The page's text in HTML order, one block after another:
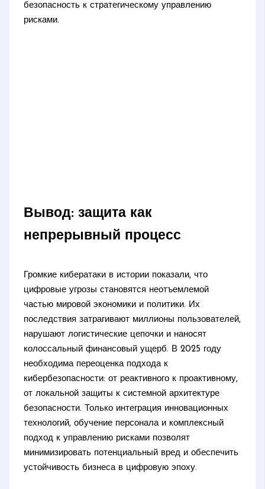
безопасность к стратегическому управлению
рисками.
Вывод: защита как
непрерывный процесс
Громкие кибератаки в истории показали, что
цифровые угрозы становятся неотъемлемой
частью мировой экономики и политики. Их
последствия затрагивают миллионы пользователей,
нарушают логистические цепочки и наносят
колоссальный финансовый ущерб. В 2025 году
необходима переоценка подхода к
кибербезопасности: от реактивного к проактивному,
от локальной защиты к системной архитектуре
безопасности. Только интеграция инновационных
технологий, обучение персонала и комплексный
подход к управлению рисками позволят
минимизировать потенциальный вред и обеспечить
устойчивость бизнеса в цифровую эпоху.